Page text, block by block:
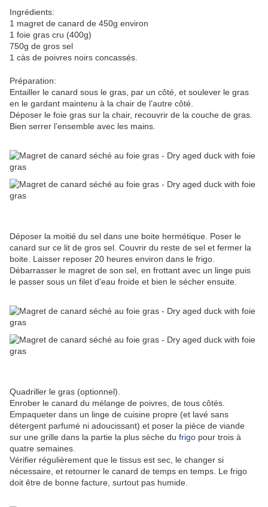
Ingrédients:
1 magret de canard de 450g environ
1 foie gras cru (400g)
750g de gros sel
1 càs de poivres noirs concassés.
Préparation:
Entailler le canard sous le gras, par un côté, et soulever le gras
en le gardant maintenu à la chair de l’autre côté.
Déposer le foie gras sur la chair, recouvrir de la couche de gras.
Bien serrer l’ensemble avec les mains.
Déposer la moitié du sel dans une boite hermétique. Poser le
canard sur ce lit de gros sel. Couvrir du reste de sel et fermer la
boite. Laisser reposer 20 heures environ dans le frigo.
Débarrasser le magret de son sel, en frottant avec un linge puis
le passer sous un filet d'eau froide et bien le sécher ensuite.
Quadriller le gras (optionnel).
Enrober le canard du mélange de poivres, de tous côtés.
Empaqueter dans un linge de cuisine propre (et lavé sans
détergent parfumé ni adoucissant) et poser la pièce de viande
sur une grille dans la partie la plus sèche du frigo pour trois à
quatre semaines.
Vérifier régulièrement que le tissus est sec, le changer si
nécessaire, et retourner le canard de temps en temps. Le frigo
doit être de bonne facture, surtout pas humide.